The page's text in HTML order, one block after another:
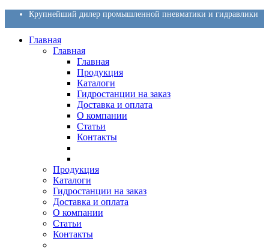
Крупнейший дилер промышленной пневматики и гидравлики
Главная
Главная
Главная
Продукция
Каталоги
Гидростанции на заказ
Доставка и оплата
О компании
Статьи
Контакты
Продукция
Каталоги
Гидростанции на заказ
Доставка и оплата
О компании
Статьи
Контакты